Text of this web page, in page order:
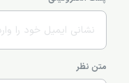
متن نظر